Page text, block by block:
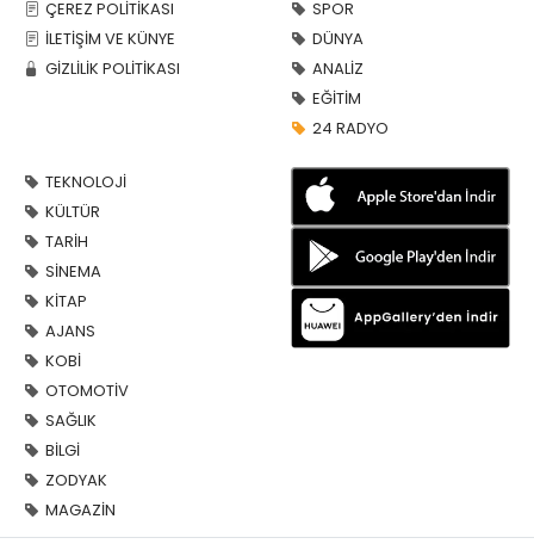
ÇEREZ POLİTİKASI
İLETİŞİM VE KÜNYE
GİZLİLİK POLİTİKASI
SPOR
DÜNYA
ANALİZ
EĞİTİM
24 RADYO
TEKNOLOJİ
KÜLTÜR
TARİH
SİNEMA
KİTAP
AJANS
KOBİ
OTOMOTİV
SAĞLIK
BİLGİ
ZODYAK
MAGAZİN